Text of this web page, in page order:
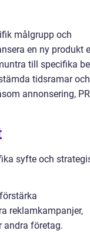
målgrupp och
en ny produkt
till specifika
tidsramar
annonsering,
syfte och
reklamkampanjer,
andra företag.